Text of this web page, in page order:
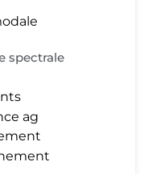
spectrale
ag